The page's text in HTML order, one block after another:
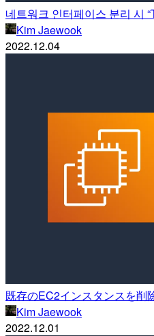
네트워크 인터페이스 분리 시
Kim Jaewook
2022.12.04
既存のEC2インスタンスを削
Kim Jaewook
2022.12.01